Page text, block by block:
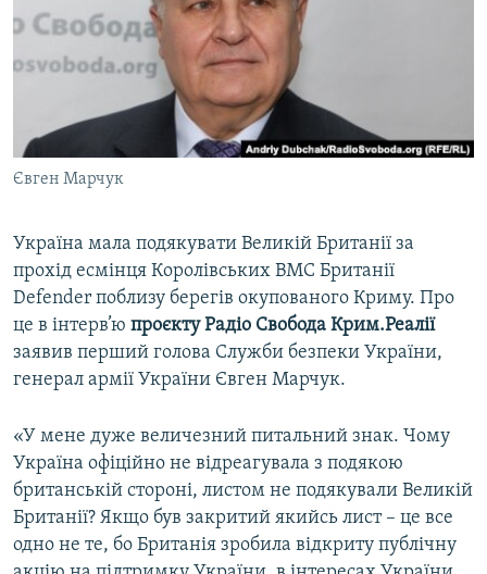
ФОТО
СПЕЦПРОЄКТИ
ПОДКАСТИ
КРИМ РЕАЛІЇ
УКР
КТАТ
ДОЛУЧАЙСЯ!
Усі сайти RFE/RL
Євген Марчук
Україна мала подякувати Великій Британії за
прохід есмінця Королівських ВМС Британії
Defender поблизу берегів окупованого Криму. Про
це в інтерв’ю проєкту Радіо Свобода Крим.Реалії
заявив перший голова Служби безпеки України,
генерал армії України Євген Марчук.
«У мене дуже величезний питальний знак. Чому
Україна офіційно не відреагувала з подякою
британській стороні, листом не подякували Великій
Британії? Якщо був закритий якийсь лист – це все
одно не те, бо Британія зробила відкриту публічну